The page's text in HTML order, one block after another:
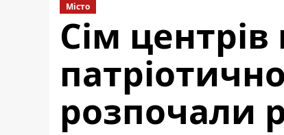
Місто
Сім центрів
розпочали